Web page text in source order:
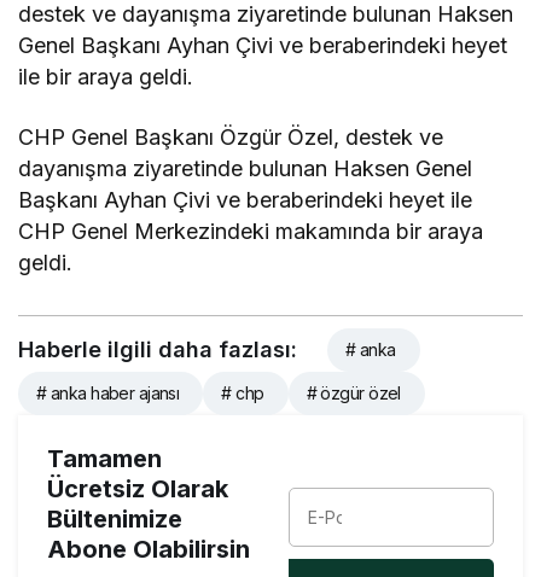
destek ve dayanışma ziyaretinde bulunan Haksen
Genel Başkanı Ayhan Çivi ve beraberindeki heyet
ile bir araya geldi.
CHP Genel Başkanı Özgür Özel, destek ve
dayanışma ziyaretinde bulunan Haksen Genel
Başkanı Ayhan Çivi ve beraberindeki heyet ile
CHP Genel Merkezindeki makamında bir araya
geldi.
Haberle ilgili daha fazlası: # anka
# anka haber ajansı # chp # özgür özel
Tamamen
Ücretsiz Olarak
Bültenimize
Abone Olabilirsin